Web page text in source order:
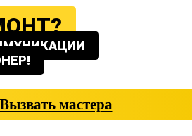
Вызвать мастера